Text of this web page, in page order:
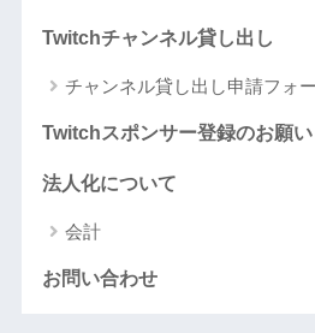
Twitchチャンネル貸し出し
チャンネル貸し出し申請フォ
Twitchスポンサー登録のお願い
法人化について
会計
お問い合わせ